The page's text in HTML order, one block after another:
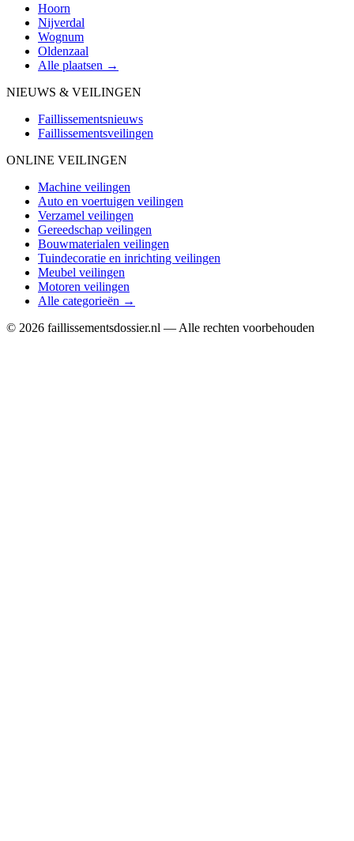
Hoorn
Nijverdal
Wognum
Oldenzaal
Alle plaatsen →
NIEUWS & VEILINGEN
Faillissementsnieuws
Faillissementsveilingen
ONLINE VEILINGEN
Machine veilingen
Auto en voertuigen veilingen
Verzamel veilingen
Gereedschap veilingen
Bouwmaterialen veilingen
Tuindecoratie en inrichting veilingen
Meubel veilingen
Motoren veilingen
Alle categorieën →
© 2026 faillissementsdossier.nl — Alle rechten voorbehouden